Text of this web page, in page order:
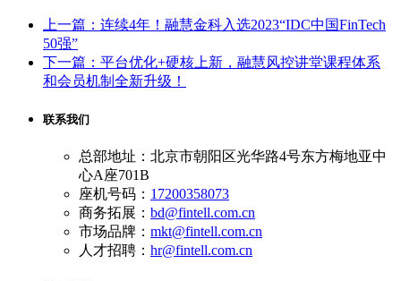
上一篇：连续4年！融慧金科入选2023“IDC中国FinTech
50强”
下一篇：平台优化+硬核上新，融慧风控讲堂课程体系
和会员机制全新升级！
联系我们
总部地址：北京市朝阳区光华路4号东方梅地亚中
心A座701B
座机号码： 17200358073
商务拓展： bd@fintell.com.cn
市场品牌： mkt@fintell.com.cn
人才招聘： hr@fintell.com.cn